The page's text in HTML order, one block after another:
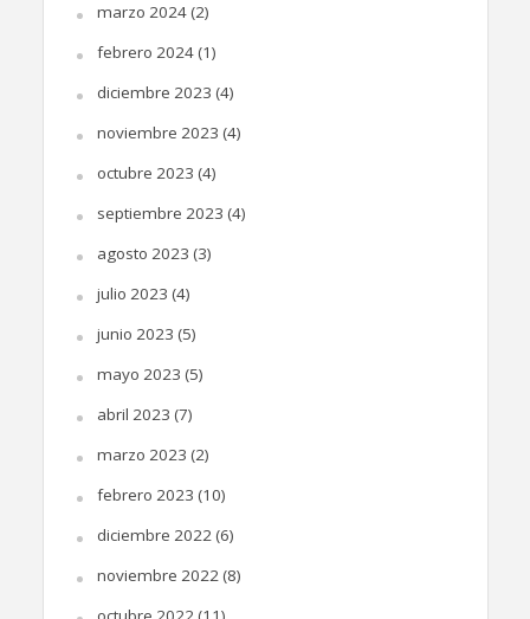
marzo 2024(2)
febrero 2024(1)
diciembre 2023 (4)
noviembre 2023 (4)
octubre 2023 (4)
septiembre 2023 (4)
agosto 2023 (3)
julio 2023 (4)
junio 2023 (5)
mayo 2023 (5)
abril 2023 (7)
marzo 2023 (2)
febrero 2023 (10)
diciembre 2022(6)
noviembre 2022(8)